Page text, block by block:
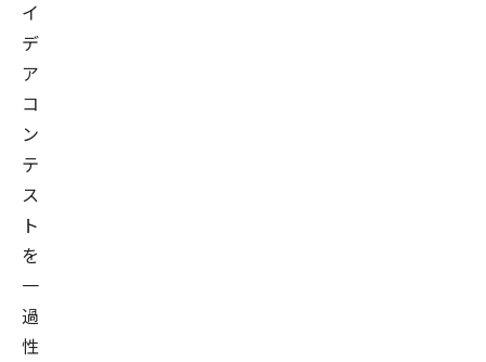
イ
デ
ア
コ
ン
テ
ス
ト
を
一
過
性